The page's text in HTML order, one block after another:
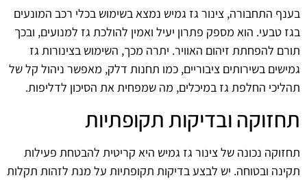
בענף התחבורה, צינור גז גמיש נמצא בשימוש בכלי רכב המונעים
בגז טבעי. הוא מספק פתרון יעיל ואמין להולכת גז למנועים, ובכך
תורם להפחתת זיהום האוויר. יתרה מכך, השימוש בצינורות גז
גמישים בשירותים ציבוריים, כמו תחנות דלק, מאפשר ניהול קל של
תהליכי החלפת גז במיכלים, מה שמפחית את הסיכון לדליפות.
תחזוקה ובדיקות תקופתיות
תחזוקה נכונה של צינור גז גמיש היא קריטית להבטחת פעילות
תקינה ובטוחה. יש לבצע בדיקות תקופתיות על מנת לזהות תקלות